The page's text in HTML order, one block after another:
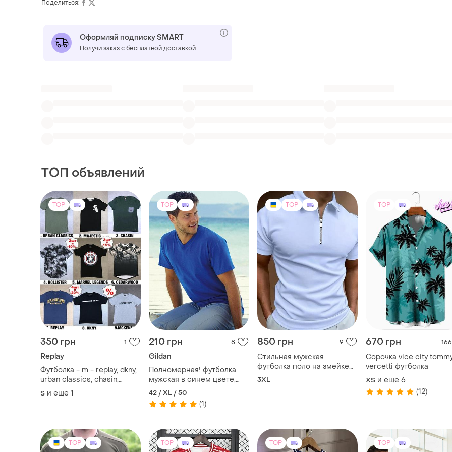
Поделиться:
Оформляй подписку SMART
Получи заказ с бесплатной доставкой
350 грн 1
Replay
Футболка - m - replay, dkny,
urban classics, chasin,
superdry, marvel, mckenzie,
hollister, cedawood,
majestic тішка
S и еще
210 грн 8
Gildan
Полномерная! футболка
мужская в синем цвете,
размер хл
42 / XL / 50
(1)
850 грн 9
Стильная мужская
футболка поло на змейке
размер 3xl,цвет голубой и
зеленый
3XL
670 грн 166
Сорочка vice city tommy
vercetti футболка
и еще 6
(12)
TOP TOP TOP